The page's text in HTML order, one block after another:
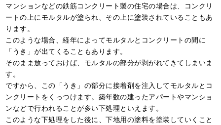
マンションなどの鉄筋コンクリート製の住宅の場合は、コンクリ
ートの上にモルタルが塗られ、その上に塗装されていることもあ
ります。
このような場合、経年によってモルタルとコンクリートの間に
「うき」が出てくることもあります。
そのまま放っておけば、モルタルの部分が剥がれてきてしまいま
す。
ですから、この「うき」の部分に接着剤を注入してモルタルとコ
ンクリートをくっつけます。築年数の建ったアパートやマンショ
ンなどで行われることが多い下処理といえます。
このような下処理をした後に、下地用の塗料を塗装していくこと